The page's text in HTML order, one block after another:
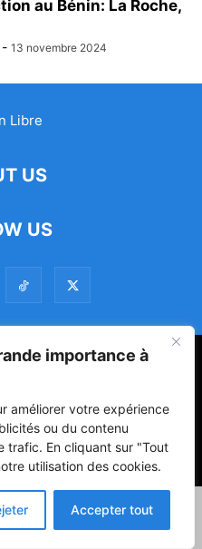
importance à
améliorer votre expérience
ou du contenu
trafic. En cliquant sur "Tout
utilisation des cookies.
Accepter tout
au Bénin: La Roche,
- 13 novembre 2024
US
US
de la Vie Privée: Me
le Bénin à Séoul
Culture
Francophone